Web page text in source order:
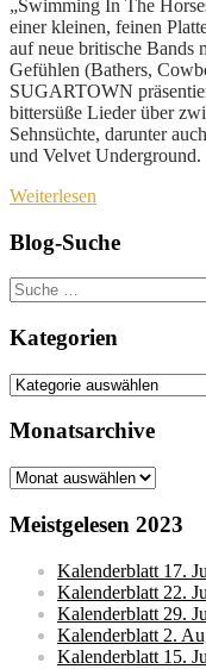
„Swimming In The
einer kleinen, feinen
auf neue britische Bands
Gefühlen (Bathers,
SUGARTOWN
bittersüße Lieder über
Sehnsüchte, darunter
und Velvet Underground.
Weiterlesen
Blog-Suche
Suche
nach:
Kategorien
Kategorien
Monatsarchive
Monatsarchive
Meistgelesen 2023
Kalenderblatt 17.
Kalenderblatt 22.
Kalenderblatt 29.
Kalenderblatt 2.
Kalenderblatt 15.